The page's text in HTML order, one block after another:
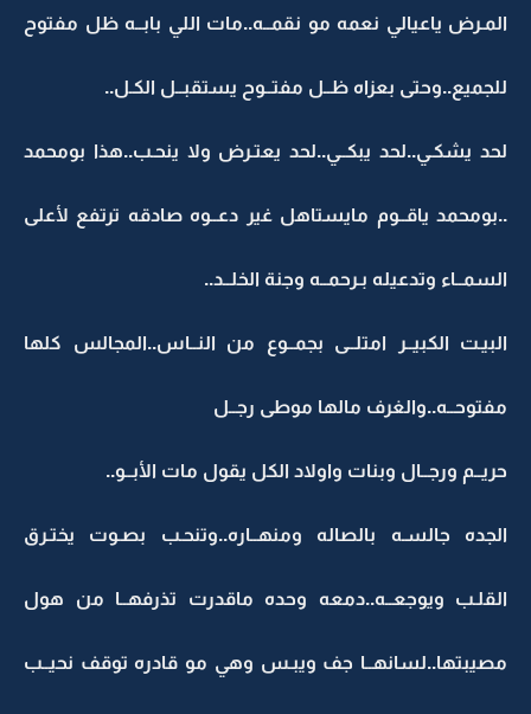
المـرض ياعيالي نعمه مو نقمــه..مات اللي بابــه ظل مفتوح
للجميع..وحتى بعزاه ظــل مفتــوح يستقبــل الكـل..
لحد يشكـي..لحد يبكــي..لحد يعتـرض ولا ينحـب..هذا بومحمد
..بومحمد ياقــوم مايستاهل غير دعــوه صادقه ترتفع لأعلى
السمــاء وتدعيله بـرحمــه وجنة الخلــد..
البيـت الكبيــر امتلــى بجمــوع من النــاس..المجالس كلها
مفتوحــه..والغرف مالها موطى رجــل
حريــم ورجــال وبنات واولاد الكل يقول مات الأبــو..
الجده جالسـه بالصاله ومنهــاره..وتنحـب بصـوت يختـرق
القلـب ويوجعــه..دمعه وحده ماقدرت تذرفهــا من هول
مصيبتها..لسانهــا جف ويبـس وهي مو قادره توقف نحيــب